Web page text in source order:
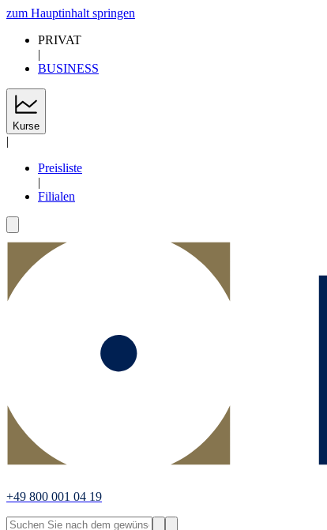
zum Hauptinhalt springen
PRIVAT
|
BUSINESS
Kurse
|
Preisliste
|
Filialen
+49 800 001 04 19